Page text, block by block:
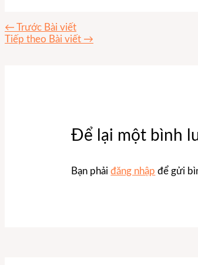
← Trước Bài viết
Tiếp theo Bài viết →
Để lại một bình
Bạn phảiđăng nhập để gửi